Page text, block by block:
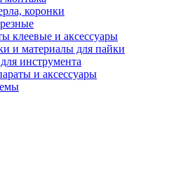
коронки
клеевые и аксессуары
и материалы для пайки
инструмента
и аксессуары